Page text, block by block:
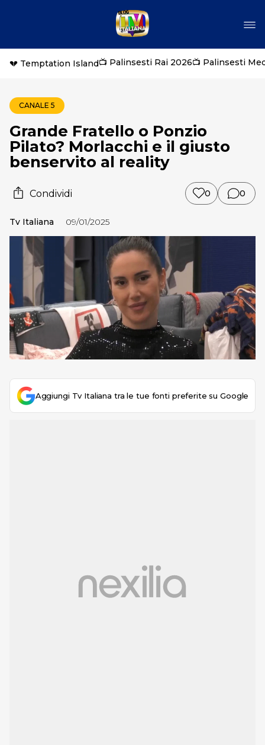
💔 Temptation Island📺 Palinsesti Rai 2026📺 Palinsesti
CANALE 5
Grande Fratello o Ponzio
Pilato? Morlacchi e il giusto
benservito al reality
Condividi 0 0
Tv Italiana 09/01/2025
Aggiungi Tv Italiana tra le tue fonti preferite su Google